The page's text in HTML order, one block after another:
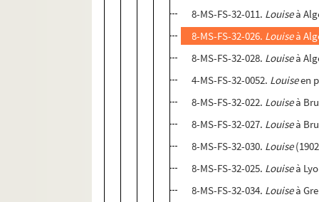
8-MS-FS-32-011. Louiseà
8-MS-FS-32-026. Louiseà
8-MS-FS-32-028. Louiseà
4-MS-FS-32-0052. Louiseen
8-MS-FS-32-022. Louiseà
8-MS-FS-32-027. Louiseà
8-MS-FS-32-030. Louise
8-MS-FS-32-025. Louiseà
8-MS-FS-32-034. Louiseà